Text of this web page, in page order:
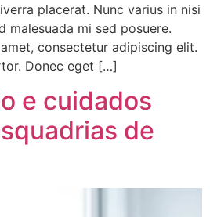
placerat. Nunc varius in nisi
malesuada mi sed posuere.
consectetur adipiscing elit.
Donec eget […]
e cuidados
de